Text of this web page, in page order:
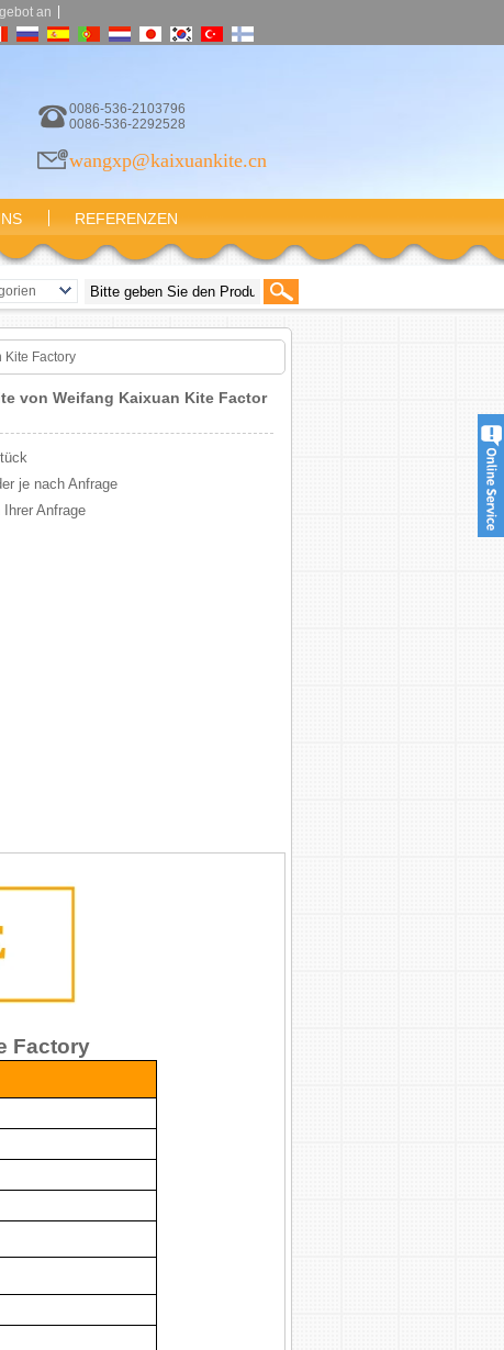
an
0086-536-2103796
0086-536-2292528
wangxp@kaixuankite.cn
REFERENZEN
Kites
Kite
Kites
3D-
Kite Factory
von Weifang Kaixuan Kite Factor
je nach Anfrage
Anfrage
Factory